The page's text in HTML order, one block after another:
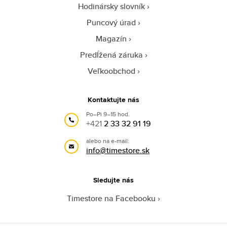
Hodinársky slovník
Puncový úrad
Magazín
Predĺžená záruka
Veľkoobchod
Kontaktujte nás
Po–Pi 9–15 hod.
+4212 33 32 91 19
alebo na e-mail:
info@timestore.sk
Sledujte nás
Timestore na Facebooku